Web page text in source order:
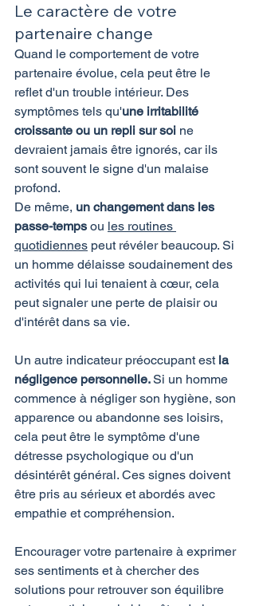
Le caractère de votre
partenaire change
Quand le comportement de votre
partenaire évolue, cela peut être le
reflet d'un trouble intérieur. Des
symptômes tels qu'une irritabilité
croissante ou un repli sur soi ne
devraient jamais être ignorés, car ils
sont souvent le signe d'un malaise
profond.
De même, un changement dans les
passe-temps ou les routines
quotidiennes peut révéler beaucoup. Si
un homme délaisse soudainement des
activités qui lui tenaient à cœur, cela
peut signaler une perte de plaisir ou
d'intérêt dans sa vie.
Un autre indicateur préoccupant est la
négligence personnelle. Si un homme
commence à négliger son hygiène, son
apparence ou abandonne ses loisirs,
cela peut être le symptôme d'une
détresse psychologique ou d'un
désintérêt général. Ces signes doivent
être pris au sérieux et abordés avec
empathie et compréhension.
Encourager votre partenaire à exprimer
ses sentiments et à chercher des
solutions pour retrouver son équilibre